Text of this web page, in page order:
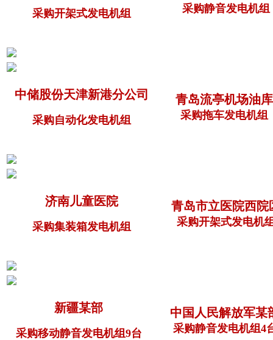
采购开架式发电机组 采购静音发电机组
中储股份天津新港分公司
采购自动化发电机组
青岛流亭机场油库
采购拖车发电机组
济南儿童医院
采购集装箱发电机组
青岛市立医院西院
采购开架式发电机
新疆某部
采购移动静音发电机组9台
中国人民解放军某
采购静音发电机组4